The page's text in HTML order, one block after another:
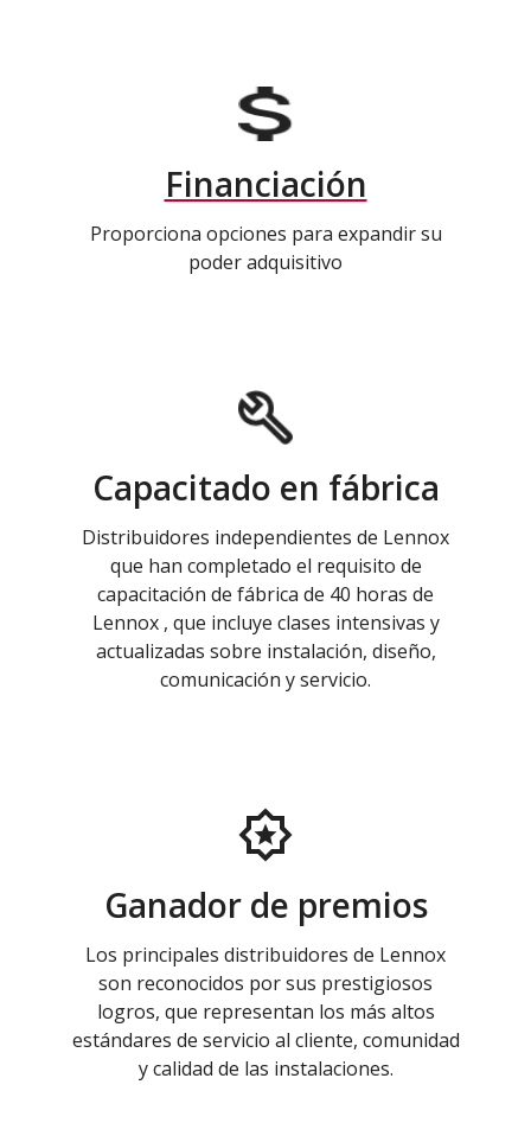
Financiación
Proporciona opciones para expandir su
poder adquisitivo
Capacitado en fábrica
Distribuidores independientes de Lennox
que han completado el requisito de
capacitación de fábrica de 40 horas de
Lennox , que incluye clases intensivas y
actualizadas sobre instalación, diseño,
comunicación y servicio.
Ganador de premios
Los principales distribuidores de Lennox
son reconocidos por sus prestigiosos
logros, que representan los más altos
estándares de servicio al cliente, comunidad
y calidad de las instalaciones.